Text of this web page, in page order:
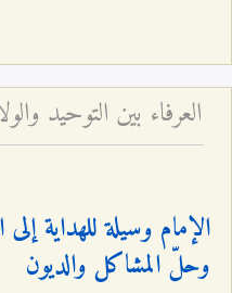
الإمام وسيلة للهداية إلى
وحلّ المشاكل والديون